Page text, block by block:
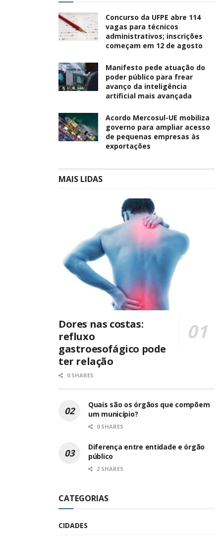
Concurso da UFPE abre 114
vagas para técnicos
administrativos; inscrições
começam em 12 de agosto
Manifesto pede atuação do
poder público para frear
avanço da inteligência
artificial mais avançada
Acordo Mercosul-UE mobiliza
governo para ampliar acesso
de pequenas empresas às
exportações
MAIS LIDAS
Dores nas costas:
refluxo
gastroesofágico pode
ter relação
0 SHARES
Quais são os órgãos que compõem
um município?
0 SHARES
Diferença entre entidade e órgão
público
2 SHARES
CATEGORIAS
CIDADES